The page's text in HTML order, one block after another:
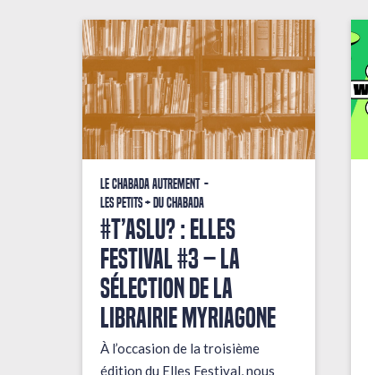
Le Chabada autrement
Les petits + du Chabada
#T’AsLu? : ELLES
FESTIVAL #3 – La
sélection de la
librairie Myriagone
À l’occasion de la troisième
édition du Elles Festival, nous